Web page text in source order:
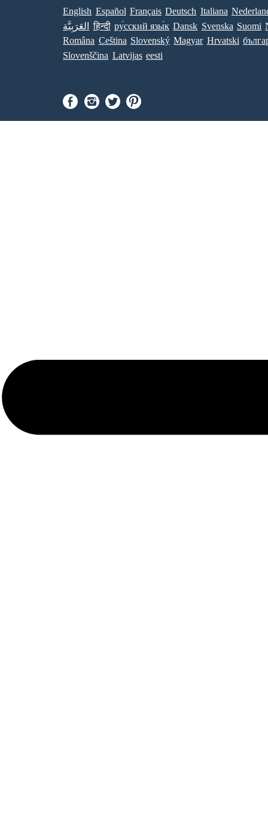
English Español Français Deutsch Italiana
العَرَبِيَّة
हिन्दी ру́сский язы́к Dansk Svenska Suomi
Româna Ceština Slovenský Magyar Hrvatski
Slovenščina Latvijas eesti